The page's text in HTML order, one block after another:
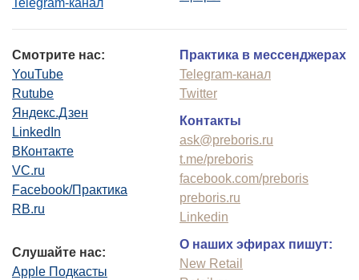
Смотрите нас:
YouTube
Rutube
Яндекс.Дзен
LinkedIn
ВКонтакте
VC.ru
Facebook/Практика
RB.ru
Слушайте нас:
Apple Подкасты
Практика в мессенджерах
Telegram-канал
Twitter
Контакты
ask@preboris.ru
t.me/preboris
facebook.com/preboris
preboris.ru
Linkedin
О наших эфирах пишут:
New Retail